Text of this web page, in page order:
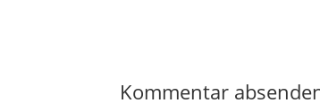
Kommentar